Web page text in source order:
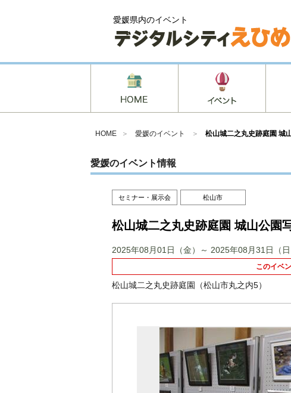
愛媛県内のイベント
HOME ＞ 愛媛のイベント ＞ 松山城二之丸史跡庭園 城
愛媛のイベント情報
セミナー・展示会 松山市
松山城二之丸史跡庭園 城山公園
2025年08月01日（金）～ 2025年08月31日（日
このイベ
松山城二之丸史跡庭園（松山市丸之内5）